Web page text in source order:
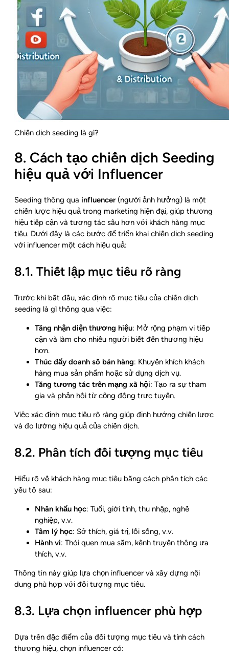
Chiến dịch seeding là gì?
8. Cách tạo chiến dịch Seeding
hiệu quả với Influencer
Seeding thông qua influencer(người ảnh hưởng) là một
chiến lược hiệu quả trong marketing hiện đại, giúp thương
hiệu tiếp cận và tương tác sâu hơn với khách hàng mục
tiêu. Dưới đây là các bước để triển khai chiến dịch seeding
với influencer một cách hiệu quả:
8.1. Thiết lập mục tiêu rõ ràng
Trước khi bắt đầu, xác định rõ mục tiêu của chiến dịch
seeding là gì thông qua việc:
Tăng nhận diện thương hiệu: Mở rộng phạm vi tiếp
cận và làm cho nhiều người biết đến thương hiệu
hơn.
Thúc đẩy doanh số bán hàng: Khuyến khích khách
hàng mua sản phẩm hoặc sử dụng dịch vụ.
Tăng tương tác trên mạng xã hội: Tạo ra sự tham
gia và phản hồi từ cộng đồng trực tuyến.
Việc xác định mục tiêu rõ ràng giúp định hướng chiến lược
và đo lường hiệu quả của chiến dịch.
8.2. Phân tích đối tượng mục tiêu
Hiểu rõ về khách hàng mục tiêu bằng cách phân tích các
yếu tố sau:
Nhân khẩu học: Tuổi, giới tính, thu nhập, nghề
nghiệp, v.v.
Tâm lý học: Sở thích, giá trị, lối sống, v.v.
Hành vi: Thói quen mua sắm, kênh truyền thông ưa
thích, v.v.
Thông tin này giúp lựa chọn influencer và xây dựng nội
dung phù hợp với đối tượng mục tiêu.
8.3. Lựa chọn influencer phù hợp
Dựa trên đặc điểm của đối tượng mục tiêu và tính cách
thương hiệu, chọn influencer có: